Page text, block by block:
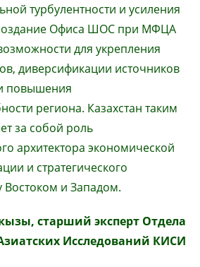
турбулентности и усиления
Офиса ШОС при МФЦА
для укрепления
диверсификации источников
повышения
региона. Казахстан таким
за собой роль
архитектора экономической
и стратегического
и Западом.
старший эксперт Отдела
Исследований КИСИ